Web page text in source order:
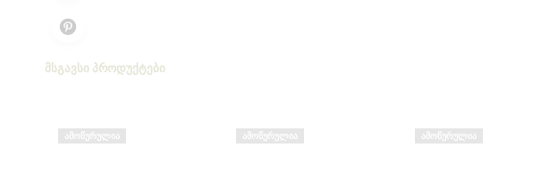
ᲛᲡᲒᲐᲕᲡᲘ ᲞᲠᲝᲓᲣᲥᲢᲔᲑᲘ
ᲐᲛᲝᲬᲣᲠᲣᲚᲘᲐ ᲐᲛᲝᲬᲣᲠᲣᲚᲘᲐ ᲐᲛᲝᲬᲣᲠᲣᲚᲘᲐ